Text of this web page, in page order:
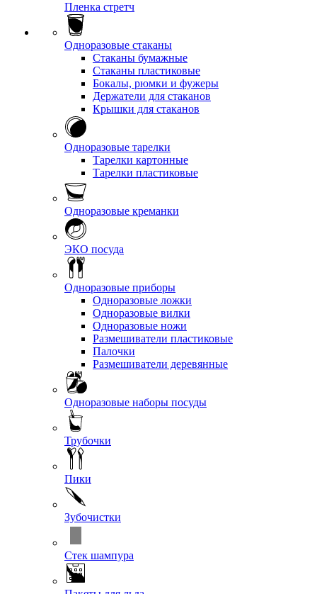
Пленка стретч
Одноразовые стаканы
Стаканы бумажные
Стаканы пластиковые
Бокалы, рюмки и фужеры
Держатели для стаканов
Крышки для стаканов
Одноразовые тарелки
Тарелки картонные
Тарелки пластиковые
Одноразовые креманки
ЭКО посуда
Одноразовые приборы
Одноразовые ложки
Одноразовые вилки
Одноразовые ножи
Размешиватели пластиковые
Палочки
Размешиватели деревянные
Одноразовые наборы посуды
Трубочки
Пики
Зубочистки
Стек шампура